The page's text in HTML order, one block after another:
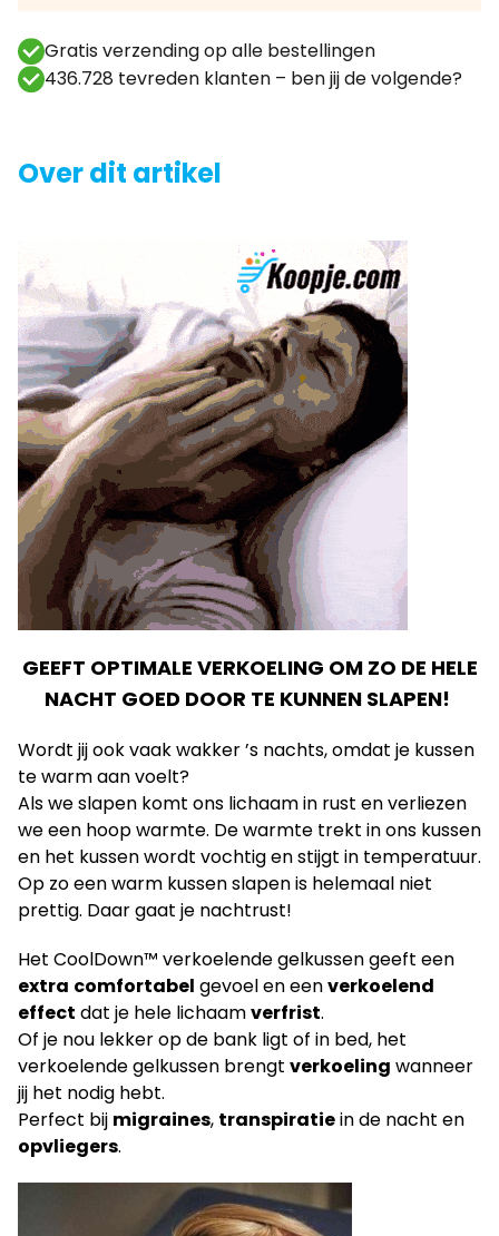
Gratis verzending op alle bestellingen
436.728 tevreden klanten – ben jij de volgende?
Over dit artikel
GEEFT OPTIMALE VERKOELING OM ZO DE HELE
NACHT GOED DOOR TE KUNNEN SLAPEN!
Wordt jij ook vaak wakker ’s nachts, omdat je kussen
te warm aan voelt?
Als we slapen komt ons lichaam in rust en verliezen
we een hoop warmte. De warmte trekt in ons kussen
en het kussen wordt vochtig en stijgt in temperatuur.
Op zo een warm kussen slapen is helemaal niet
prettig. Daar gaat je nachtrust!
Het CoolDown™ verkoelende gelkussen geeft een
extra comfortabel gevoel en eenverkoelend
effect dat je hele lichaamverfrist.
Of je nou lekker op de bank ligt of in bed, het
verkoelende gelkussen brengt verkoeling wanneer
jij het nodig hebt.
Perfect bij migraines, transpiratiein de nacht en
opvliegers.